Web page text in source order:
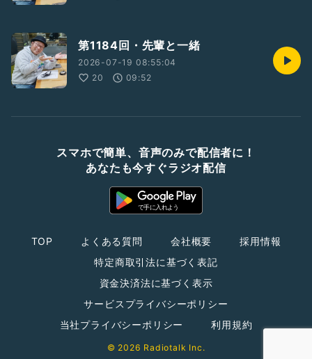
第1184回・先輩と一緒
2026-07-19 08:55:04
20
09:52
スマホで簡単、音声のみで配信者に！
あなたも今すぐラジオ配信
TOP よくある質問 会社概要
採用情報
特定商取引法に基づく表記
資金決済法に基づく表示
サービスプライバシーポリシー
当社プライバシーポリシー
利用規約
© 2026 Radiotalk Inc.